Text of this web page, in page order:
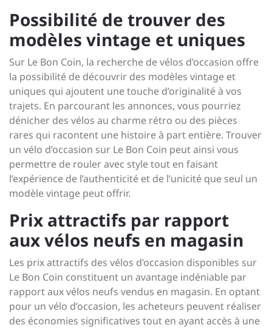
Possibilité de trouver des
modèles vintage et uniques
Sur Le Bon Coin, la recherche de vélos d’occasion offre
la possibilité de découvrir des modèles vintage et
uniques qui ajoutent une touche d’originalité à vos
trajets. En parcourant les annonces, vous pourriez
dénicher des vélos au charme rétro ou des pièces
rares qui racontent une histoire à part entière. Trouver
un vélo d’occasion sur Le Bon Coin peut ainsi vous
permettre de rouler avec style tout en faisant
l’expérience de l’authenticité et de l’unicité que seul un
modèle vintage peut offrir.
Prix attractifs par rapport
aux vélos neufs en magasin
Les prix attractifs des vélos d’occasion disponibles sur
Le Bon Coin constituent un avantage indéniable par
rapport aux vélos neufs vendus en magasin. En optant
pour un vélo d’occasion, les acheteurs peuvent réaliser
des économies significatives tout en ayant accès à une